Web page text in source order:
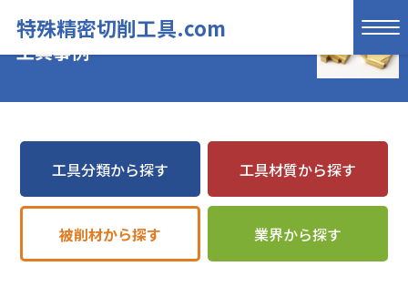
特殊精密切削工具.com
工具事例
工具分類から探す 工具材質から探す
被削材から探す 業界から探す